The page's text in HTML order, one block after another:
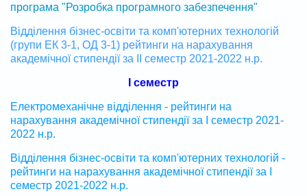
програма "Розробка програмного забезпечення"
Відділення бізнес-освіти та комп'ютерних технологій
(групи ЕК 3-1, ОД 3-1) рейтинги на нарахування
академічної стипендії за ІІ семестр 2021-2022 н.р.
І семестр
Електромеханічне відділення - рейтинги на
нарахування академічної стипендії за І семестр 2021-
2022 н.р.
Відділення бізнес-освіти та комп'ютерних технологій -
рейтинги на нарахування академічної стипендії за І
семестр 2021-2022 н.р.